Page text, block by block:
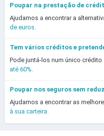
Poupar na prestação de
Ajudamos a encontrar a
de euros.
Tem vários créditos e
Pode juntá-los num único
até 60%.
Poupar nos seguros sem
Ajudamos a encontrar as
à sua carteira.